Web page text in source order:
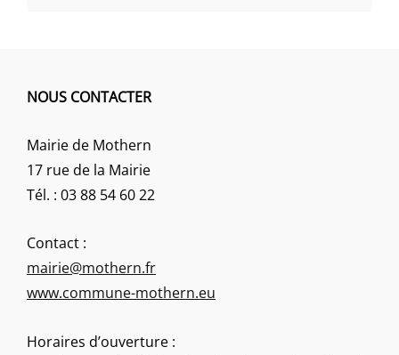
NOUS CONTACTER
Mairie de Mothern
17 rue de la Mairie
Tél. : 03 88 54 60 22
Contact :
mairie@mothern.fr
www.commune-mothern.eu
Horaires d’ouverture :